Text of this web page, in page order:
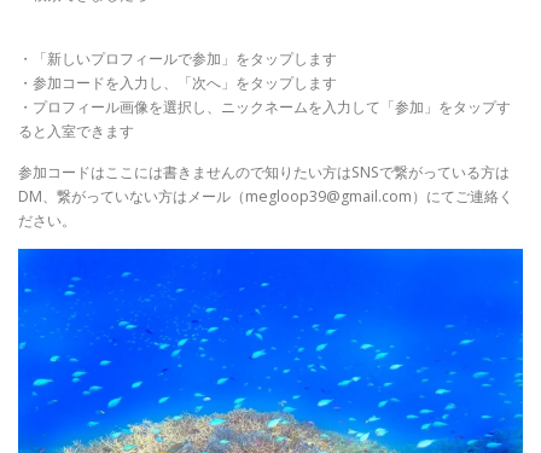
・「新しいプロフィールで参加」をタップします
・参加コードを入力し、「次へ」をタップします
・プロフィール画像を選択し、ニックネームを入力して「参加」をタップす
ると入室できます
参加コードはここには書きませんので知りたい方はSNSで繋がっている方は
DM、繋がっていない方はメール（megloop39@gmail.com）にてご連絡く
ださい。